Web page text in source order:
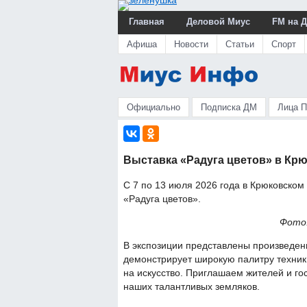
Главная Деловой Миус FM на
Афиша Новости Статьи Спорт
Официально Подписка ДМ Лица
Выставка «Радуга цветов» в
С 7 по 13 июля 2026 года в Крюковском
«Радуга цветов».
В экспозиции представлены
демонстрирует широкую палитру
на искусство. Приглашаем жителей и
наших талантливых земляков.